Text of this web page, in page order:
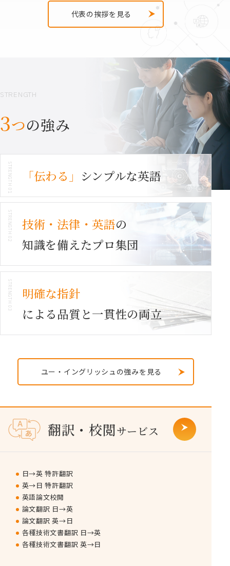
代表の挨拶を見る
STRENGTH
3つの強み
「伝わる」 シンプルな英語
技術・法律・英語の
知識を備えたプロ集団
明確な指針
による品質と一貫性の両立
ユー・イングリッシュの強みを見る
翻訳・校閲サービス
日→英 特許翻訳
英→日 特許翻訳
英語論文校閲
論文翻訳 日→英
論文翻訳 英→日
各種技術文書翻訳 日→英
各種技術文書翻訳 英→日